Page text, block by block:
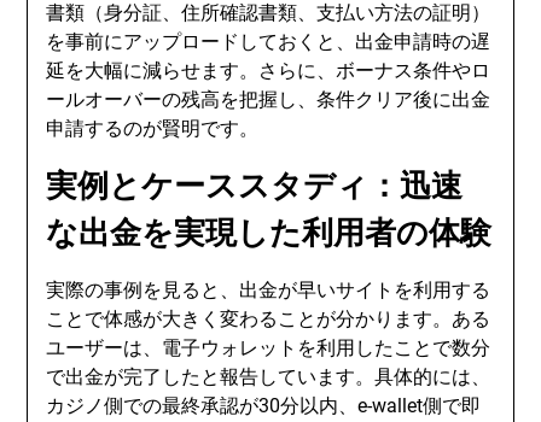
書類（身分証、住所確認書類、支払い方法の証明）
を事前にアップロードしておくと、出金申請時の遅
延を大幅に減らせます。さらに、ボーナス条件やロ
ールオーバーの残高を把握し、条件クリア後に出金
申請するのが賢明です。
実例とケーススタディ：迅速
な出金を実現した利用者の体験
実際の事例を見ると、出金が早いサイトを利用する
ことで体感が大きく変わることが分かります。ある
ユーザーは、電子ウォレットを利用したことで数分
で出金が完了したと報告しています。具体的には、
カジノ側での最終承認が30分以内、e-wallet側で即